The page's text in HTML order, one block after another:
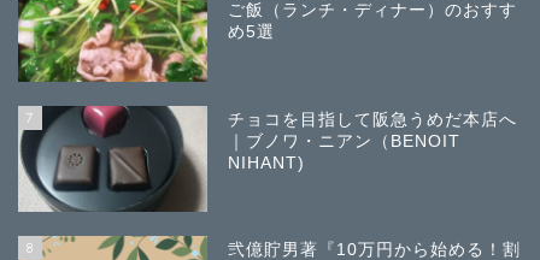
ご飯（ランチ・ディナー）のおすす
め5選
7
チョコを目指して阪急うめだ本店へ
｜ブノワ・ニアン（BENOIT
NIHANT)
8
弐億貯男著『10万円から始める！割